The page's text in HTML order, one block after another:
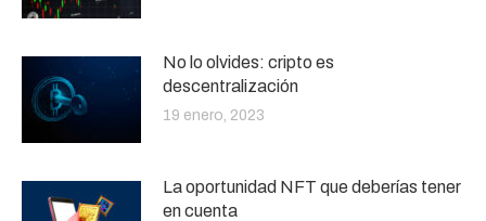
No lo olvides: cripto es
descentralización
19 enero, 2023
La oportunidad NFT que deberías tener
en cuenta